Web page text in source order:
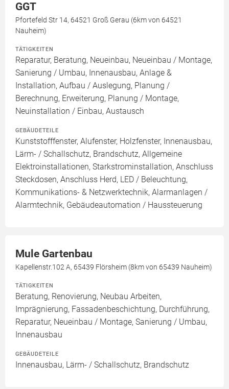
GGT
Pfortefeld Str 14, 64521 Groß Gerau (6km von 64521
Nauheim)
TÄTIGKEITEN
Reparatur, Beratung, Neueinbau, Neueinbau / Montage,
Sanierung / Umbau, Innenausbau, Anlage &
Installation, Aufbau / Auslegung, Planung /
Berechnung, Erweiterung, Planung / Montage,
Neuinstallation / Einbau, Austausch
GEBÄUDETEILE
Kunststofffenster, Alufenster, Holzfenster, Innenausbau,
Lärm- / Schallschutz, Brandschutz, Allgemeine
Elektroinstallationen, Starkstrominstallation, Anschluss
Steckdosen, Anschluss Herd, LED / Beleuchtung,
Kommunikations- & Netzwerktechnik, Alarmanlagen /
Alarmtechnik, Gebäudeautomation / Haussteuerung
Mule Gartenbau
Kapellenstr.102 A, 65439 Flörsheim (8km von 65439 Nauheim)
TÄTIGKEITEN
Beratung, Renovierung, Neubau Arbeiten,
Imprägnierung, Fassadenbeschichtung, Durchführung,
Reparatur, Neueinbau / Montage, Sanierung / Umbau,
Innenausbau
GEBÄUDETEILE
Innenausbau, Lärm- / Schallschutz, Brandschutz